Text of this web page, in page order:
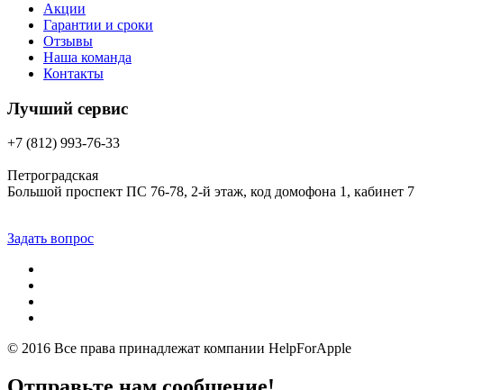
Акции
Гарантии и сроки
Отзывы
Наша команда
Контакты
Лучший сервис
+7 (812) 993-76-33
Петроградская
Большой проспект ПС 76-78, 2-й этаж, код домофона 1, кабинет 7
Задать вопрос
© 2016 Все права принадлежат компании HelpForApple